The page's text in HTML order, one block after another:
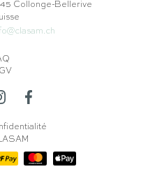
Collonge-Bellerive